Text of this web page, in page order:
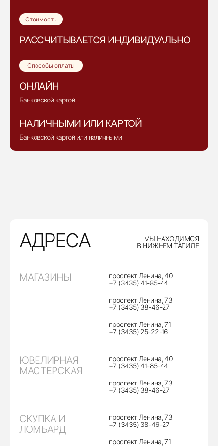
Стоимость
РАССЧИТЫВАЕТСЯ ИНДИВИДУАЛЬНО
Способы оплаты
ОНЛАЙН
Банковской картой
НАЛИЧНЫМИ ИЛИ КАРТОЙ
Банковской картой или наличными
АДРЕСА
МЫ НАХОДИМСЯ
В НИЖНЕМ ТАГИЛЕ
МАГАЗИНЫ
проспект Ленина, 40
+7 (3435) 41-85-44
проспект Ленина, 73
+7 (3435) 38-46-27
проспект Ленина, 71
+7 (3435) 25-22-16
ЮВЕЛИРНАЯ
МАСТЕРСКАЯ
проспект Ленина, 40
+7 (3435) 41-85-44
проспект Ленина, 73
+7 (3435) 38-46-27
СКУПКА И
ЛОМБАРД
проспект Ленина, 73
+7 (3435) 38-46-27
проспект Ленина, 71